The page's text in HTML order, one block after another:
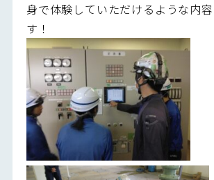
身で体験していただけるような内
す！